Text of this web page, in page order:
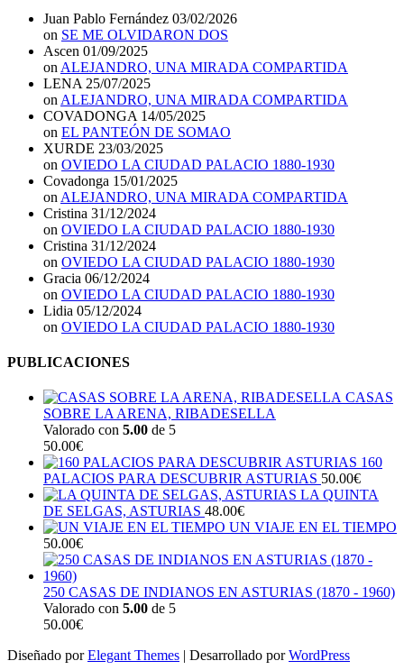
Juan Pablo Fernández 03/02/2026
on SE ME OLVIDARON DOS
Ascen 01/09/2025
on ALEJANDRO, UNA MIRADA COMPARTIDA
LENA 25/07/2025
on ALEJANDRO, UNA MIRADA COMPARTIDA
COVADONGA 14/05/2025
on EL PANTEÓN DE SOMAO
XURDE 23/03/2025
on OVIEDO LA CIUDAD PALACIO 1880-1930
Covadonga 15/01/2025
on ALEJANDRO, UNA MIRADA COMPARTIDA
Cristina 31/12/2024
on OVIEDO LA CIUDAD PALACIO 1880-1930
Cristina 31/12/2024
on OVIEDO LA CIUDAD PALACIO 1880-1930
Gracia 06/12/2024
on OVIEDO LA CIUDAD PALACIO 1880-1930
Lidia 05/12/2024
on OVIEDO LA CIUDAD PALACIO 1880-1930
PUBLICACIONES
CASAS
SOBRE LA ARENA, RIBADESELLA
Valorado con 5.00 de 5
50.00€
160
PALACIOS PARA DESCUBRIR ASTURIAS 50.00€
LA QUINTA
DE SELGAS, ASTURIAS 48.00€
UN VIAJE EN EL TIEMPO
50.00€
250 CASAS DE INDIANOS EN ASTURIAS (1870 - 1960)
Valorado con 5.00 de 5
50.00€
Diseñado porElegant Themes | Desarrollado porWordPress